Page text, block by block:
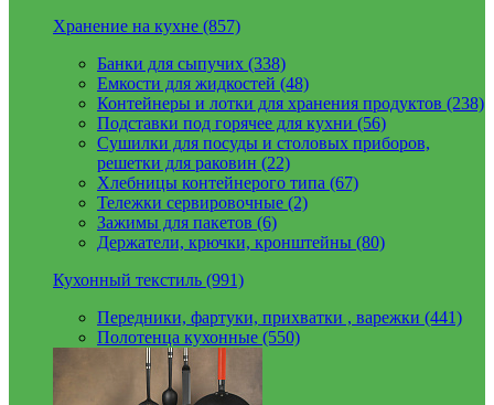
Хранение на кухне (857)
Банки для сыпучих (338)
Емкости для жидкостей (48)
Контейнеры и лотки для хранения продуктов (238)
Подставки под горячее для кухни (56)
Сушилки для посуды и столовых приборов,
решетки для раковин (22)
Хлебницы контейнерого типа (67)
Тележки сервировочные (2)
Зажимы для пакетов (6)
Держатели, крючки, кронштейны (80)
Кухонный текстиль (991)
Передники, фартуки, прихватки , варежки (441)
Полотенца кухонные (550)